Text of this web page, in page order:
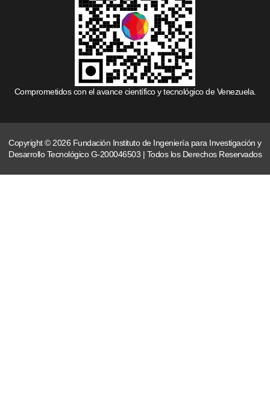
Comprometidos con el avance científico y tecnológico de Venezuela.
Copyright © 2026 Fundación Instituto de Ingeniería para Investigación y
Desarrollo Tecnológico G-200046503 | Todos los Derechos Reservados